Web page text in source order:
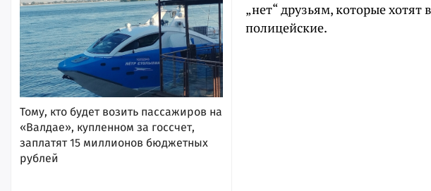
Тому, кто будет возить пассажиров на
«Валдае», купленном за госсчет,
заплатят 15 миллионов бюджетных
рублей
„нет“ друзьям, которые
полицейские.